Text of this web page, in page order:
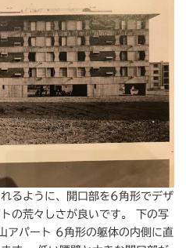
るように、開口部を6角形でデザ
の荒々しさが良いです。 下の写
パート 6角形の躯体の内側に直